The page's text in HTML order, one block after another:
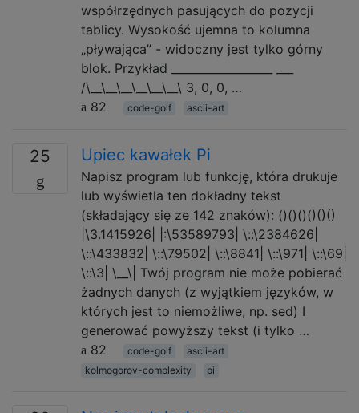
współrzędnych pasujących do pozycji
tablicy. Wysokość ujemna to kolumna
„pływająca” - widoczny jest tylko górny
blok. Przykład __________________ ___
/\__\__\__\__\__\__\ 3, 0, 0, …
82
code-golf ascii-art
25 Upiec kawałek Pi
Napisz program lub funkcję, która drukuje
lub wyświetla ten dokładny tekst
(składający się ze 142 znaków): ()()()()()()
|\3.1415926| |:\53589793| \::\2384626|
\::\433832| \::\79502| \::\8841| \::\971| \::\69|
\::\3| \__\| Twój program nie może pobierać
żadnych danych (z wyjątkiem języków, w
których jest to niemożliwe, np. sed) I
generować powyższy tekst (i tylko …
82
code-golf
ascii-art
kolmogorov-complexity
pi